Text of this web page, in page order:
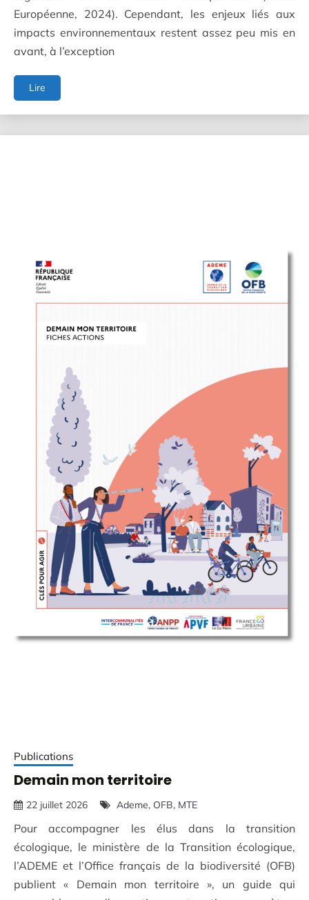
Européenne, 2024). Cependant, les enjeux liés aux
impacts environnementaux restent assez peu mis en
avant, à l’exception
Lire
artificielle
générative
Publications
Demain mon territoire
22 juillet 2026 Ademe OFB MTE
Pour accompagner les élus dans la transition
écologique, le ministère de la Transition écologique,
l’ADEME et l’Office français de la biodiversité (OFB)
publient « Demain mon territoire », un guide qui